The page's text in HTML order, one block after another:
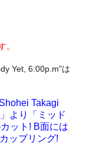
。
Yet, 6:00p.m"は
Takagi
より「ミッド
ット! B面には
ップリング!